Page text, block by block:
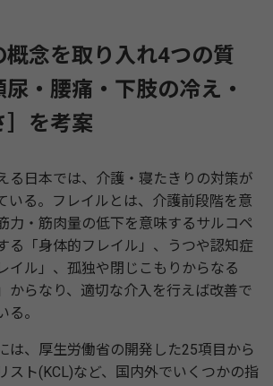
概念を取り入れ4つの質
尿・腰痛・下肢の冷え・
］を考案
る日本では、介護・寝たきりの対策が
いる。フレイルとは、介護前段階を意
力・筋肉量の低下を意味するサルコペ
る「身体的フレイル」、うつや認知症
イル」、孤独や閉じこもりからなる
からなり、適切な介入を行えば改善で
る。
、厚生労働省の開発した25項目から
スト(KCL)など、国内外でいくつかの指